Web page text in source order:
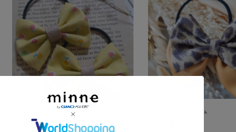
リボンヘアゴム
400円
リボンヘアゴム